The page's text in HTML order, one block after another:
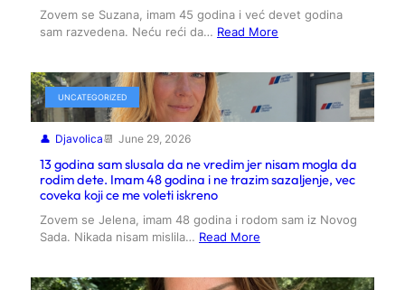
Zovem se Suzana, imam 45 godina i već devet godina
sam razvedena. Neću reći da… Read More
UNCATEGORIZED
Djavolica June 29, 2026
13 godina sam slusala da ne vredim jer nisam mogla da
rodim dete. Imam 48 godina i ne trazim sazaljenje, vec
coveka koji ce me voleti iskreno
Zovem se Jelena, imam 48 godina i rodom sam iz Novog
Sada. Nikada nisam mislila… Read More